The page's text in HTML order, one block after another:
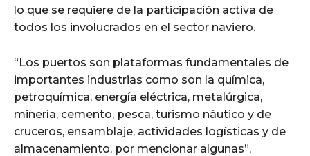
lo que se requiere de la participación activa de
todos los involucrados en el sector naviero.
“Los puertos son plataformas fundamentales de
importantes industrias como son la química,
petroquímica, energía eléctrica, metalúrgica,
minería, cemento, pesca, turismo náutico y de
cruceros, ensamblaje, actividades logísticas y de
almacenamiento, por mencionar algunas”,